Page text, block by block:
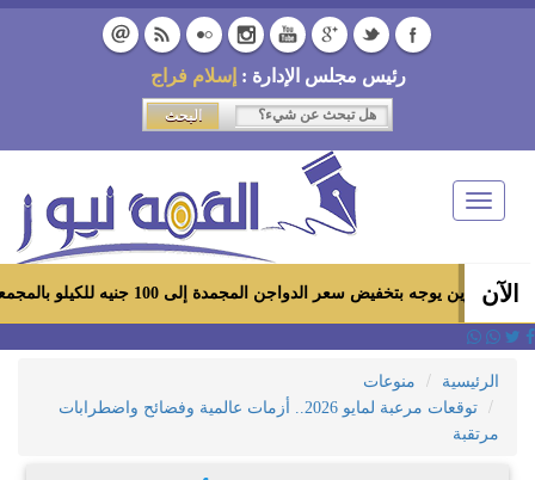
رئيس مجلس الإدارة : إسلام فراج
Toggle
navigation
الآن
بتخفيض سعر الدواجن المجمدة إلى 100 جنيه للكيلو بالمجمعات الاستهلاكية ومعارض «أهلاً رمضان»
الرئيسية
منوعات
توقعات مرعبة لمايو 2026.. أزمات عالمية وفضائح واضطرابات
مرتقبة